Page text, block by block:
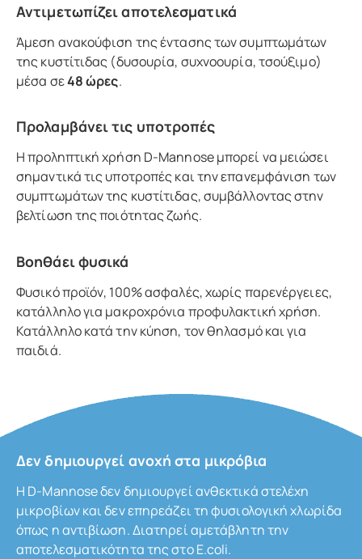
Αντιμετωπίζει αποτελεσματικά
Άμεση ανακούφιση της έντασης των συμπτωμάτων
της κυστίτιδας (δυσουρία, συχνοουρία, τσούξιμο)
μέσα σε48 ώρες.
Προλαμβάνει τις υποτροπές
Η προληπτική χρήση D-Mannose μπορεί να μειώσει
σημαντικά τις υποτροπές και την επανεμφάνιση των
συμπτωμάτων της κυστίτιδας, συμβάλλοντας στην
βελτίωση της ποιότητας ζωής.
Βοηθάει φυσικά
Φυσικό προϊόν, 100% ασφαλές, χωρίς παρενέργειες,
κατάλληλο για μακροχρόνια προφυλακτική χρήση.
Κατάλληλο κατά την κύηση, τον θηλασμό και για
παιδιά.
Δεν δημιουργεί ανοχή στα μικρόβια
Η D-Mannose δεν δημιουργεί ανθεκτικά στελέχη
μικροβίων και δεν επηρεάζει τη φυσιολογική χλωρίδα
όπως η αντιβίωση. Διατηρεί αμετάβλητη την
αποτελεσματικότητα της στο E.coli.